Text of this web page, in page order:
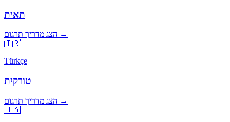
תאית
הצג מדריך תרגום →
🇹🇷
Türkçe
טורקית
הצג מדריך תרגום →
🇺🇦